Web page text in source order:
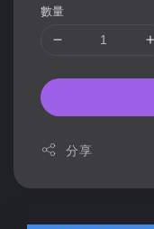
數量
分享